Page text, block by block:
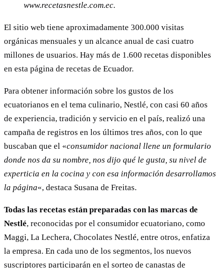
www.recetasnestle.com.ec.
El sitio web tiene aproximadamente 300.000 visitas
orgánicas mensuales y un alcance anual de casi cuatro
millones de usuarios. Hay más de 1.600 recetas disponibles
en esta página de recetas de Ecuador.
Para obtener información sobre los gustos de los
ecuatorianos en el tema culinario, Nestlé, con casi 60 años
de experiencia, tradición y servicio en el país, realizó una
campaña de registros en los últimos tres años, con lo que
buscaban que el «consumidor nacional llene un formulario
donde nos da su nombre, nos dijo qué le gusta, su nivel de
experticia en la cocina y con esa información desarrollamos
la página«, destaca Susana de Freitas.
Todas las recetas están preparadas con las marcas de
Nestlé, reconocidas por el consumidor ecuatoriano, como
Maggi, La Lechera, Chocolates Nestlé, entre otros, enfatiza
la empresa. En cada uno de los segmentos, los nuevos
suscriptores participarán en el sorteo de canastas de